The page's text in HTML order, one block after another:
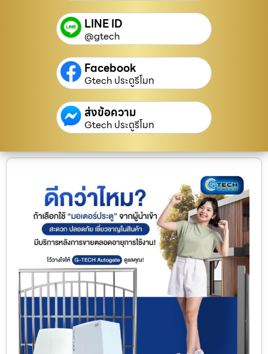
LINE ID
@gtech
Facebook
Gtech ประตูรีโมท
ส่งข้อความ
Gtech ประตูรีโมท